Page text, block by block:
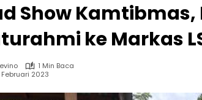
Show
ke Markas
1 Min Baca
2023